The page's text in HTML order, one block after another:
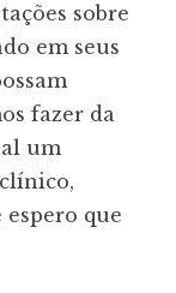
sobre
em seus
fazer da
um
que